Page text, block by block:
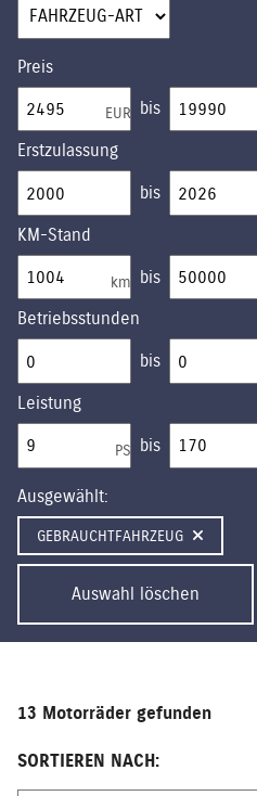
Preis
EUR bis
Erstzulassung
bis
KM-Stand
km bis
Betriebsstunden
bis
Leistung
PS bis
Ausgewählt:
GEBRAUCHTFAHRZEUG
Auswahl löschen
13 Motorräder gefunden
SORTIEREN NACH: